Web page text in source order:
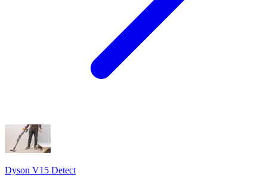
Dyson V15 Detect